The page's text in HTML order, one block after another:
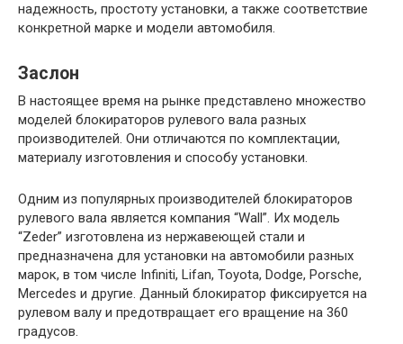
надежность, простоту установки, а также соответствие
конкретной марке и модели автомобиля.
Заслон
В настоящее время на рынке представлено множество
моделей блокираторов рулевого вала разных
производителей. Они отличаются по комплектации,
материалу изготовления и способу установки.
Одним из популярных производителей блокираторов
рулевого вала является компания “Wall”. Их модель
“Zeder” изготовлена из нержавеющей стали и
предназначена для установки на автомобили разных
марок, в том числе Infiniti, Lifan, Toyota, Dodge, Porsche,
Mercedes и другие. Данный блокиратор фиксируется на
рулевом валу и предотвращает его вращение на 360
градусов.